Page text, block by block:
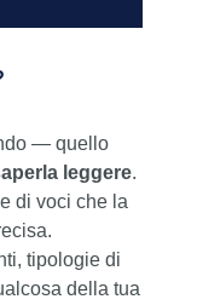
— quello
leggere.
di voci che la
tipologie di
della tua